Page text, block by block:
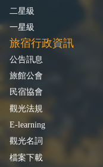
二星級
一星級
旅宿行政資訊
公告訊息
旅館公會
民宿協會
觀光法規
E-learning
觀光名詞
檔案下載